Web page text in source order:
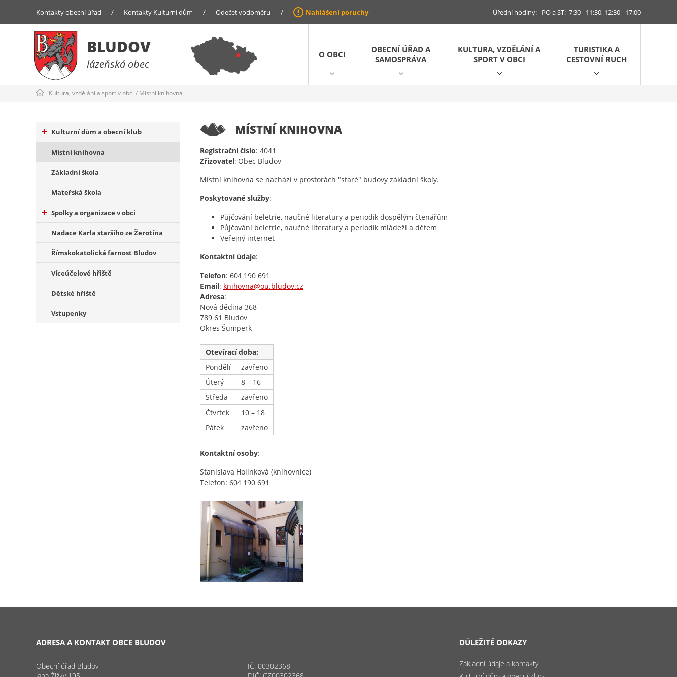
Kontakty obecní úřad / Kontakty Kulturní dům / Odečet vodoměru / Nahlášení poruchy Úřední hodiny: PO a ST: 7:30 - 11:30, 12:30 - 17:00
BLUDOV
lázeňská obec
O OBCI
OBECNÍ ÚŘAD A
SAMOSPRÁVA
KULTURA, VZDĚLÁNÍ A
SPORT V OBCI
TURISTIKA A
CESTOVNÍ RUCH
Kultura, vzdělání a sport v obci / Místní knihovna
Kulturní dům a obecní klub
Místní knihovna
Základní škola
Mateřská škola
Spolky a organizace v obci
Nadace Karla staršího ze Žerotína
Římskokatolická farnost Bludov
Víceúčelové hřiště
Dětské hřiště
Vstupenky
MÍSTNÍ KNIHOVNA
Registrační číslo: 4041
Zřizovatel: Obec Bludov
Místní knihovna se nachází v prostorách "staré" budovy základní školy.
Poskytované služby:
Půjčování beletrie, naučné literatury a periodik dospělým čtenářům
Půjčování beletrie, naučné literatury a periodik mládeži a dětem
Veřejný internet
Kontaktní údaje:
Telefon: 604 190 691
Email: knihovna@ou.bludov.cz
Adresa:
Nová dědina 368
789 61 Bludov
Okres Šumperk
Otevírací doba:
Pondělí
zavřeno
Úterý
8 – 16
Středa
zavřeno
Čtvrtek
10 – 18
Pátek
zavřeno
Kontaktní osoby:
Stanislava Holinková (knihovnice)
Telefon: 604 190 691
ADRESA A KONTAKT OBCE BLUDOV
Obecní úřad Bludov
IČ: 00302368
DŮLEŽITÉ ODKAZY
Základní údaje a kontakty